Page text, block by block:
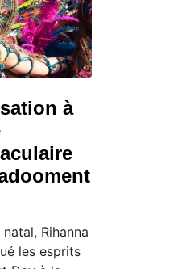
à
Rihanna
les esprits